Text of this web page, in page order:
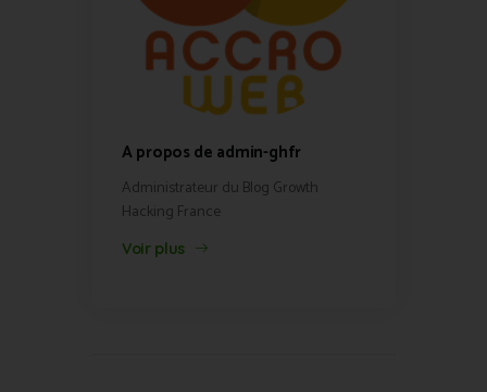
A propos de admin-ghfr
Administrateur du Blog Growth
Hacking France
Voir plus